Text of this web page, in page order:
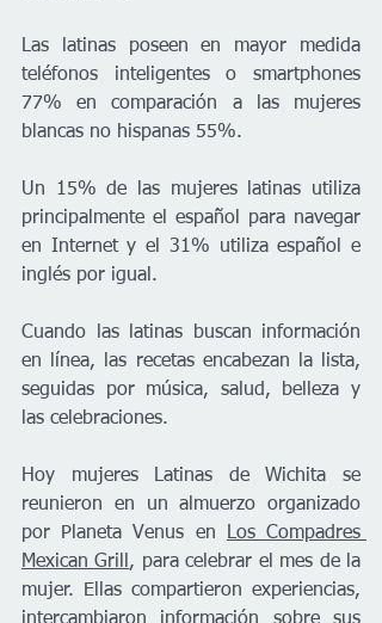
Las latinas poseen en mayor medida
teléfonos inteligentes o smartphones
77% en comparación a las mujeres
blancas no hispanas 55%.
Un 15% de las mujeres latinas utiliza
principalmente el español para navegar
en Internet y el 31% utiliza español e
inglés por igual.
Cuando las latinas buscan información
en línea, las recetas encabezan la lista,
seguidas por música, salud, belleza y
las celebraciones.
Hoy mujeres Latinas de Wichita se
reunieron en un almuerzo organizado
por Planeta Venus en
Los Compadres
Mexican Grill , para celebrar el mes de la
mujer. Ellas compartieron experiencias,